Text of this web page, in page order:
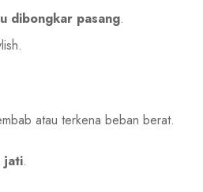
dibongkar pasang.
atau terkena beban berat.
jati.